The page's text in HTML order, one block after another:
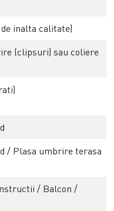
inalta calitate)
(clipsuri) sau coliere
/ Plasa umbrire terasa
/ Balcon /